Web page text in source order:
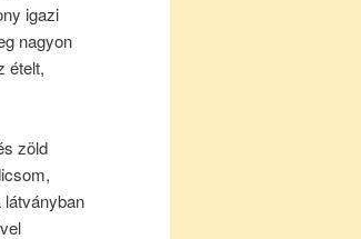
igazi
nagyon
ételt,
zöld
látványban